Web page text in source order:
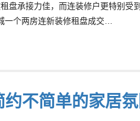
盘承接力佳，而连装修户更特别受
个两房连新装修租盘成交…
约不简单的家居